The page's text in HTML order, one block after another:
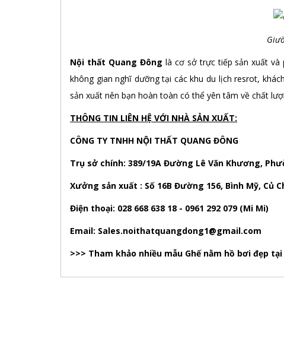
Nội thất Quang Đông là cơ sở trực tiếp sản xuất và
không gian nghĩ dưỡng tại các khu du lịch resrot,
sản xuất nên bạn hoàn toàn có thể yên tâm về chất
THÔNG TIN LIÊN HỆ VỚI NHÀ SẢN XUẤT:
CÔNG TY TNHH NỘI THẤT QUANG ĐÔNG
Trụ sở chính: 389/19A Đường Lê Văn Khương,
Xưởng sản xuất : Số 16B Đường 156, Bình Mỹ, Củ
Điện thoại: 028 668 638 18 - 0961 292 079 (Mi Mi)
Email: Sales.noithatquangdong1@gmail.com
>>> Tham khảo nhiều mẫu Ghế nằm hồ bơi đẹp